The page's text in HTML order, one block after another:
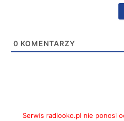
0 KOMENTARZY
Serwis radiooko.pl nie ponosi